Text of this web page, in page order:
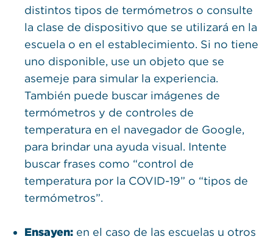
distintos tipos de termómetros o consulte
la clase de dispositivo que se utilizará en la
escuela o en el establecimiento. Si no tiene
uno disponible, use un objeto que se
asemeje para simular la experiencia.
También puede buscar imágenes de
termómetros y de controles de
temperatura en el navegador de Google,
para brindar una ayuda visual. Intente
buscar frases como “control de
temperatura por la COVID-19” o “tipos de
termómetros”.
Ensayen: en el caso de las escuelas u otros